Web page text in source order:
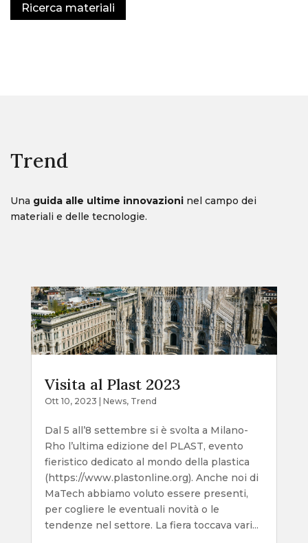
Ricerca materiali
Trend
Una guida alle ultime innovazioni nel campo dei
materiali e delle tecnologie.
Visita al Plast 2023
Ott 10, 2023 News, Trend
Dal 5 all’8 settembre si è svolta a Milano-
Rho l’ultima edizione del PLAST, evento
fieristico dedicato al mondo della plastica
(https://www.plastonline.org). Anche noi di
MaTech abbiamo voluto essere presenti,
per cogliere le eventuali novità o le
tendenze nel settore. La fiera toccava vari...